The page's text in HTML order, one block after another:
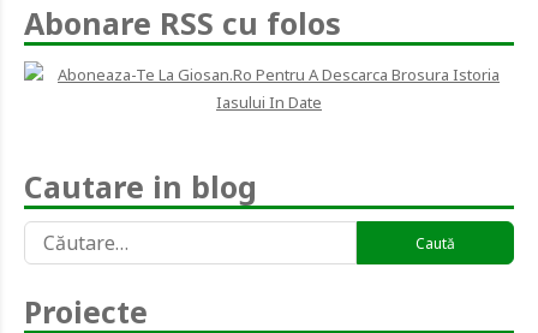
Abonare RSS cu folos
Cautare in blog
după:
Proiecte